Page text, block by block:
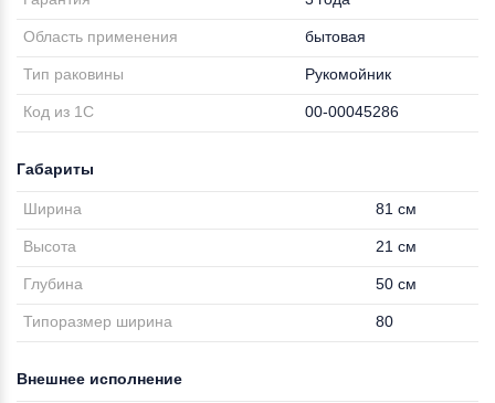
Область применения бытовая
Тип раковины Рукомойник
Код из 1С 00-00045286
Габариты
Ширина 81 см
Высота 21 см
Глубина 50 см
Типоразмер ширина 80
Внешнее исполнение